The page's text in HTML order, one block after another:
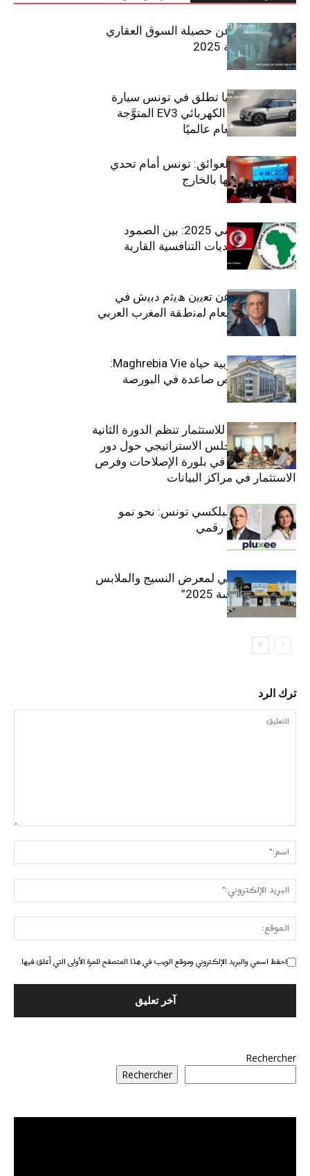
مبوب تكشف عن حصيلة السوق العقاري
في تونس لسنة 2025
سيتي كارز – كيا تطلق في تونس سيارة
الـدفع الرباعي الكهربائي EV3 المتوَّجة
بلقب سيارة العام عالميًا
بين الطموح والعوائق: تونس أمام تحدي
استعادة كفاءاتها بالخارج
الاقتصاد التونسي 2025: بين الصمود
الاجتماعي وتحديات التنافسية القارية
ﺗﯾﺗرا ﺑﺎك ﺗﻌﻠن ﻋن ﺗﻌﯾﯾن ھﯾﺛم دﺑﯾش ﻓﻲ
ﻣﻧﺻب اﻟﻣدﯾر اﻟﻌﺎم ﻟﻣﻧطﻘﺔ اﻟﻣﻐرب اﻟﻌرﺑﻲ
وﻏرب أﻓرﯾﻘﯾﺎ
التأمينات المغربية حياة Maghrebia Vie:
فاعل رائد بفرص صاعدة في البورصة
(+34.8%)
الهيئة التونسية للاستثمار تنظم الدورة الثانية
والعشرين للمجلس الاستراتيجي حول دور
القطاع الخاص في بلورة الإصلاحات وفرص
الاستثمار في مراكز البيانات
قيادة مزدوجة لبلكسي تونس: نحو نمو
متسارع وتحول رقمي
الافتتاح الرسمي لمعرض النسيج والملابس
“إنترتكس سوسة 2025”
ترك الرد
احفظ اسمي والبريد الإلكتروني وموقع الويب في هذا المتصفح للمرة الأولى التي أعلق فيها.
Rechercher
Rechercher